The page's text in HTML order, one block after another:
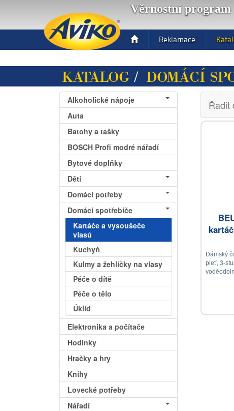
Věrnostní program
Toggle
navigation
Reklamace
KATALOG / DOMÁCÍ
Alkoholické nápoje
Auta
Batohy a tašky
BOSCH Profi modré nářadí
Bytové doplňky
Děti
Domácí potřeby
Domácí spotřebiče
Kartáče a vysoušeče
vlasů
Kuchyň
Kulmy a žehličky na vlasy
Péče o dítě
Péče o tělo
Úklid
Elektronika a počítače
Hodinky
Hračky a hry
Knihy
Lovecké potřeby
Nářadí
Řadit
Dámský
pleť, 3-